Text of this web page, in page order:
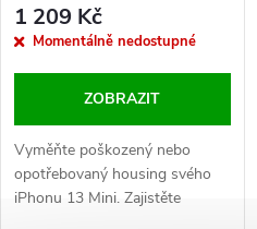
1 209 Kč
Momentálně nedostupné
ZOBRAZIT
Vyměňte poškozený nebo
opotřebovaný housing svého
iPhonu 13 Mini. Zajistěte